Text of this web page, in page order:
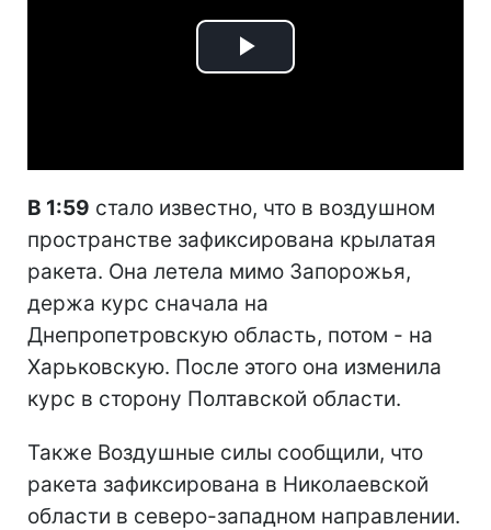
Play
В 1:59 стало известно, что в воздушном
пространстве зафиксирована крылатая
ракета. Она летела мимо Запорожья,
держа курс сначала на
Днепропетровскую область, потом - на
Харьковскую. После этого она изменила
курс в сторону Полтавской области.
Также Воздушные силы сообщили, что
ракета зафиксирована в Николаевской
области в северо-западном направлении.